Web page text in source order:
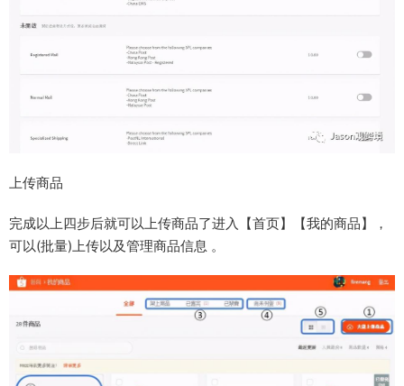
上传商品
完成以上四步后就可以上传商品了进入【首页】­【我的商品】，
可以(批量)上传以及管理商品信息 。